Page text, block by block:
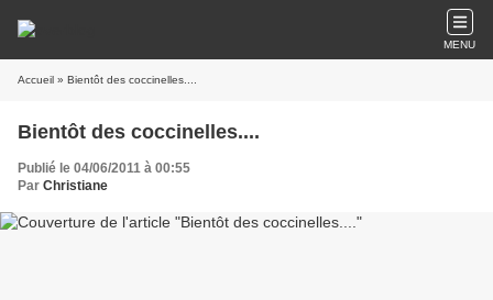
MENU
Accueil » Bientôt des coccinelles....
Bientôt des coccinelles....
Publié le 04/06/2011 à 00:55
Par Christiane